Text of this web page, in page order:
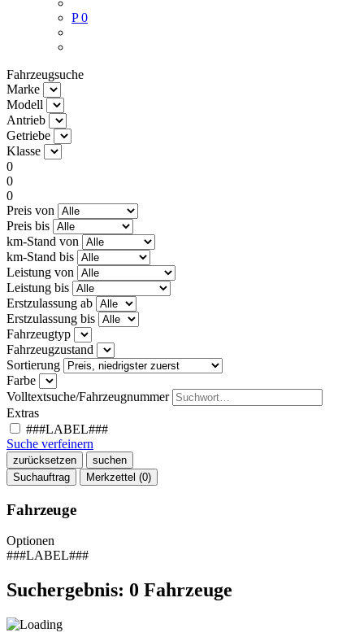
P 0
Fahrzeugsuche
Marke
Modell
Antrieb
Getriebe
Klasse
0
0
0
Preis von
Preis bis
km-Stand von
km-Stand bis
Leistung von
Leistung bis
Erstzulassung ab
Erstzulassung bis
Fahrzeugtyp
Fahrzeugzustand
Sortierung
Farbe
Volltextsuche/Fahrzeugnummer
Extras
###LABEL###
Suche verfeinern
zurücksetzen
suchen
Suchauftrag
Merkzettel (0)
Fahrzeuge
Optionen
###LABEL###
Suchergebnis: 0 Fahrzeuge